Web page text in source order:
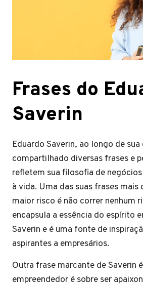
Frases do
Saverin
Eduardo Saverin, ao longo de
compartilhado diversas frases e
refletem sua filosofia de
à vida. Uma das suas frases mais
maior risco é não correr nenhum
encapsula a essência do espírito
Saverin e é uma fonte de
aspirantes a empresários.
Outra frase marcante de Saverin
empreendedor é sobre ser